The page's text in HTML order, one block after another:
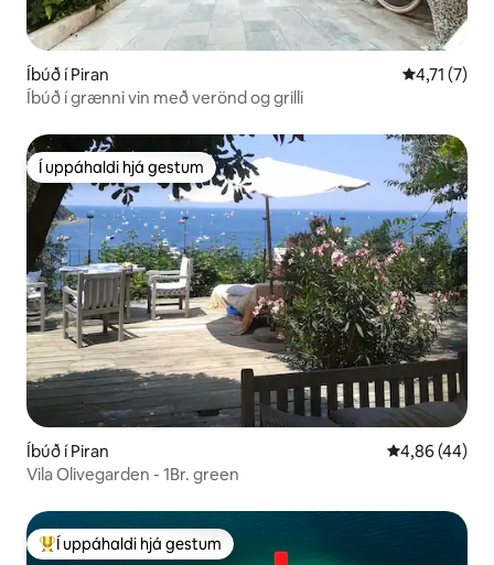
Íbúð í Piran 4,71 af 5 í
4,71 (7)
Íbúð í grænni vin með verönd og grilli
Í uppáhaldi hjá gestum
Í uppáhaldi hjá gestum
Íbúð í Piran 4,86 af 5 í
4,86 (44)
Vila Olivegarden - 1Br. green
Í mestu uppáhaldi hjá gestum
Í uppáhaldi hjá gestum